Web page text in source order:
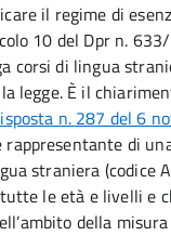
il regime di
10 del Dpr n.
corsi di lingua
legge. È il
n. 287 del 6
di
straniera (codice
le età e livelli e
della